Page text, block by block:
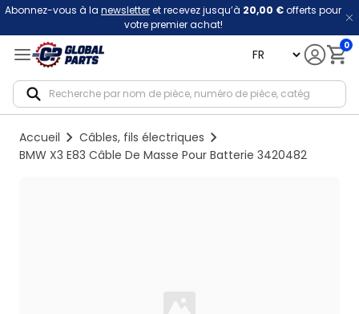
Abonnez-vous à la newsletteret recevez jusqu’à 20,00 €offerts pour
votre premier achat!
language 0
Accueil
Câbles, fils électriques
BMW X3 E83 Câble De Masse Pour Batterie 3420482